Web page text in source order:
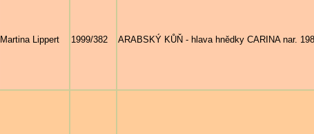
Martina Lippert 1999/382 ARABSKÝ KŮŇ - hlava hnědky CARINA nar.